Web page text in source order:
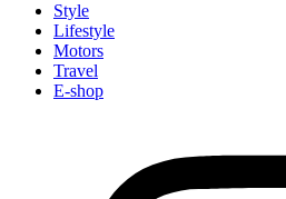
Style
Lifestyle
Motors
Travel
E-shop